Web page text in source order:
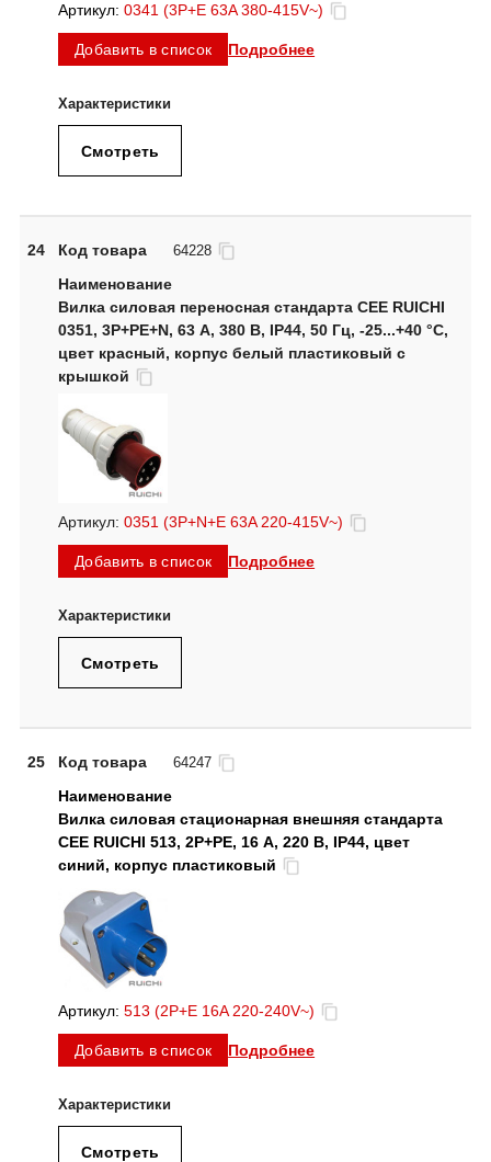
Артикул: 0341 (3P+E 63A 380-415V~)
Добавить в список Подробнее
Смотреть
24 Код товара 64228
Вилка силовая переносная стандарта CEE RUICHI
0351, 3Р+PE+N, 63 А, 380 В, IP44, 50 Гц, -25...+40 °C,
цвет красный, корпус белый пластиковый с
крышкой
Артикул: 0351 (3P+N+E 63A 220-415V~)
Добавить в список Подробнее
Смотреть
25 Код товара 64247
Вилка силовая стационарная внешняя стандарта
CEE RUICHI 513, 2Р+PE, 16 А, 220 В, IP44, цвет
синий, корпус пластиковый
Артикул: 513 (2P+E 16A 220-240V~)
Добавить в список Подробнее
Смотреть